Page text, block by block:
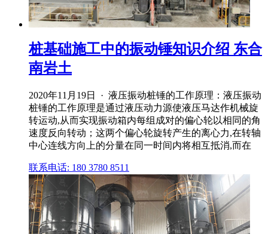
桩基础施工中的振动锤知识介绍 东合
南岩土
2020年11月19日 · 液压振动桩锤的工作原理：液压振动
桩锤的工作原理是通过液压动力源使液压马达作机械旋
转运动,从而实现振动箱内每组成对的偏心轮以相同的角
速度反向转动；这两个偏心轮旋转产生的离心力,在转轴
中心连线方向上的分量在同一时间内将相互抵消,而在
联系电话: 180 3780 8511